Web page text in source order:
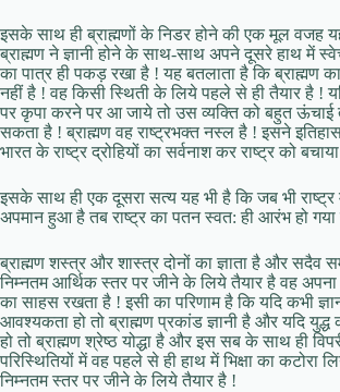
इसके साथ ही ब्राह्मणों के निडर होने की एक मूल वजह
ब्राह्मण ने ज्ञानी होने के साथ-साथ अपने दूसरे हाथ में
का पात्र ही पकड़ रखा है ! यह बतलाता है कि ब्राह्मण
नहीं है ! वह किसी स्थिती के लिये पहले से ही तैयार है !
पर कृपा करने पर आ जाये तो उस व्यक्ति को बहुत ऊंचाई
सकता है ! ब्राह्मण वह राष्ट्रभक्त नस्ल है ! इसने
भारत के राष्ट्र द्रोहियों का सर्वनाश कर राष्ट्र को
इसके साथ ही एक दूसरा सत्य यह भी है कि जब भी राष्ट्र
अपमान हुआ है तब राष्ट्र का पतन स्वत: ही आरंभ हो गया
ब्राह्मण शस्त्र और शास्त्र दोनों का ज्ञाता है और सदैव
निम्नतम आर्थिक स्तर पर जीने के लिये तैयार है वह अपना
का साहस रखता है ! इसी का परिणाम है कि यदि कभी
आवश्यकता हो तो ब्राह्मण प्रकांड ज्ञानी है और यदि
हो तो ब्राह्मण श्रेष्ठ योद्धा है और इस सब के साथ ही
परिस्थितियों में वह पहले से ही हाथ में भिक्षा का कटोरा
निम्नतम स्तर पर जीने के लिये तैयार है !